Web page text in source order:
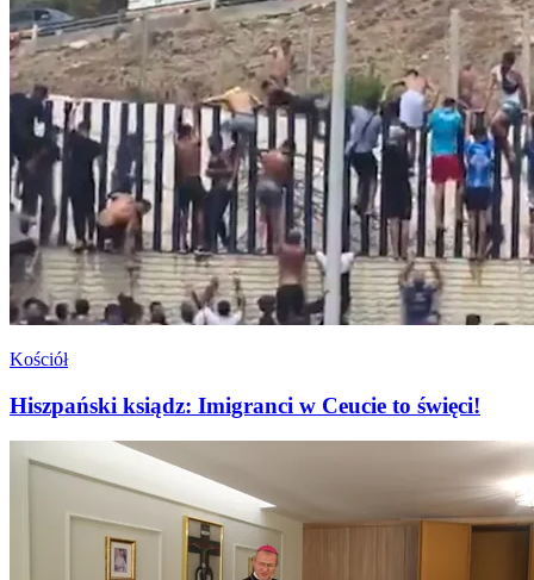
Kościół
Hiszpański ksiądz: Imigranci w Ceucie to święci!